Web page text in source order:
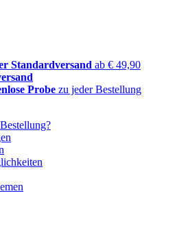
Standardversand ab € 49,90
Probe zu jeder Bestellung